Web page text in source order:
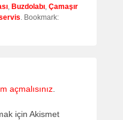
, Buzdolabı, Çamaşır
. Bookmark:
açmalısınız.
için Akismet